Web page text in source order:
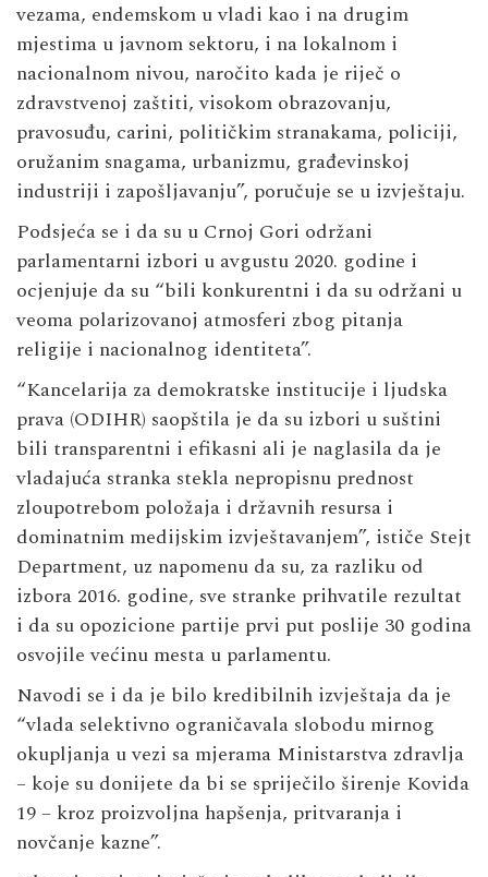
vezama, endemskom u vladi kao i na drugim
mjestima u javnom sektoru, i na lokalnom i
nacionalnom nivou, naročito kada je riječ o
zdravstvenoj zaštiti, visokom obrazovanju,
pravosuđu, carini, političkim stranakama, policiji,
oružanim snagama, urbanizmu, građevinskoj
industriji i zapošljavanju”, poručuje se u izvještaju.
Podsjeća se i da su u Crnoj Gori održani
parlamentarni izbori u avgustu 2020. godine i
ocjenjuje da su “bili konkurentni i da su održani u
veoma polarizovanoj atmosferi zbog pitanja
religije i nacionalnog identiteta”.
“Kancelarija za demokratske institucije i ljudska
prava (ODIHR) saopštila je da su izbori u suštini
bili transparentni i efikasni ali je naglasila da je
vladajuća stranka stekla nepropisnu prednost
zloupotrebom položaja i državnih resursa i
dominatnim medijskim izvještavanjem”, ističe Stejt
Department, uz napomenu da su, za razliku od
izbora 2016. godine, sve stranke prihvatile rezultat
i da su opozicione partije prvi put poslije 30 godina
osvojile većinu mesta u parlamentu.
Navodi se i da je bilo kredibilnih izvještaja da je
“vlada selektivno ograničavala slobodu mirnog
okupljanja u vezi sa mjerama Ministarstva zdravlja
– koje su donijete da bi se spriječilo širenje Kovida
19 – kroz proizvoljna hapšenja, pritvaranja i
novčanje kazne”.